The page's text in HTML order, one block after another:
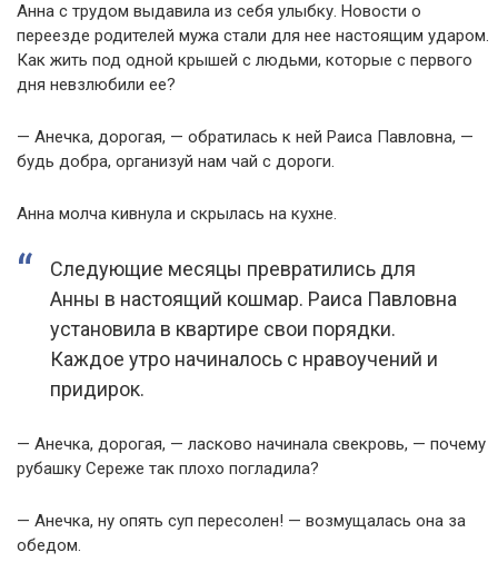
Анна с трудом выдавила из себя улыбку. Новости о
переезде родителей мужа стали для нее настоящим ударом.
Как жить под одной крышей с людьми, которые с первого
дня невзлюбили ее?
— Анечка, дорогая, — обратилась к ней Раиса Павловна, —
будь добра, организуй нам чай с дороги.
Анна молча кивнула и скрылась на кухне.
Следующие месяцы превратились для
Анны в настоящий кошмар. Раиса Павловна
установила в квартире свои порядки.
Каждое утро начиналось с нравоучений и
придирок.
— Анечка, дорогая, — ласково начинала свекровь, — почему
рубашку Сереже так плохо погладила?
— Анечка, ну опять суп пересолен! — возмущалась она за
обедом.